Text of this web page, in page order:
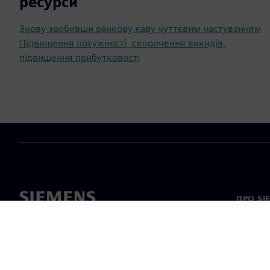
Знову зробивши ранкову каву чуттєвим частуванням
Підвищення потужності, скорочення викидів,
підвищення прибутковості
ПРО